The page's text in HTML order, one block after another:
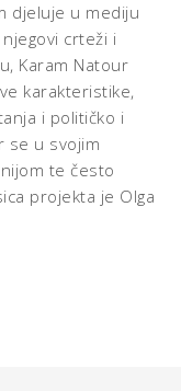
djeluje u mediju
crteži i
Karam Natour
karakteristike,
i političko i
se u svojim
te često
projekta je Olga